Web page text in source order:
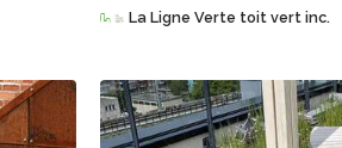
La Ligne Verte toit vert inc.